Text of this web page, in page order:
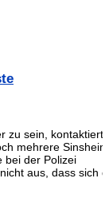
zu sein,
mehrere
bei der Polizei
aus, dass sich